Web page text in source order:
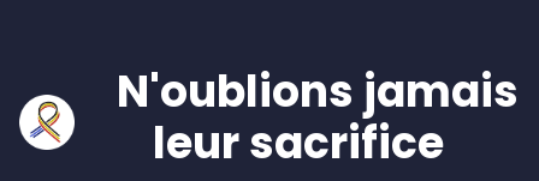
N'oublions jamais
leur sacrifice